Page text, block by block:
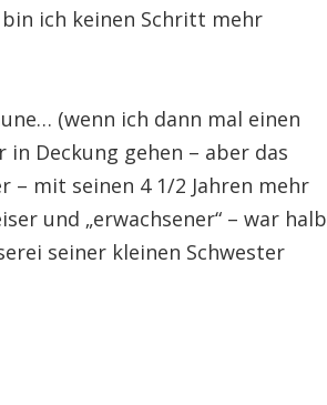
ich keinen Schritt mehr
(wenn ich dann mal einen
Deckung gehen – aber das
mit seinen 4 1/2 Jahren mehr
und „erwachsener“ – war halb
seiner kleinen Schwester